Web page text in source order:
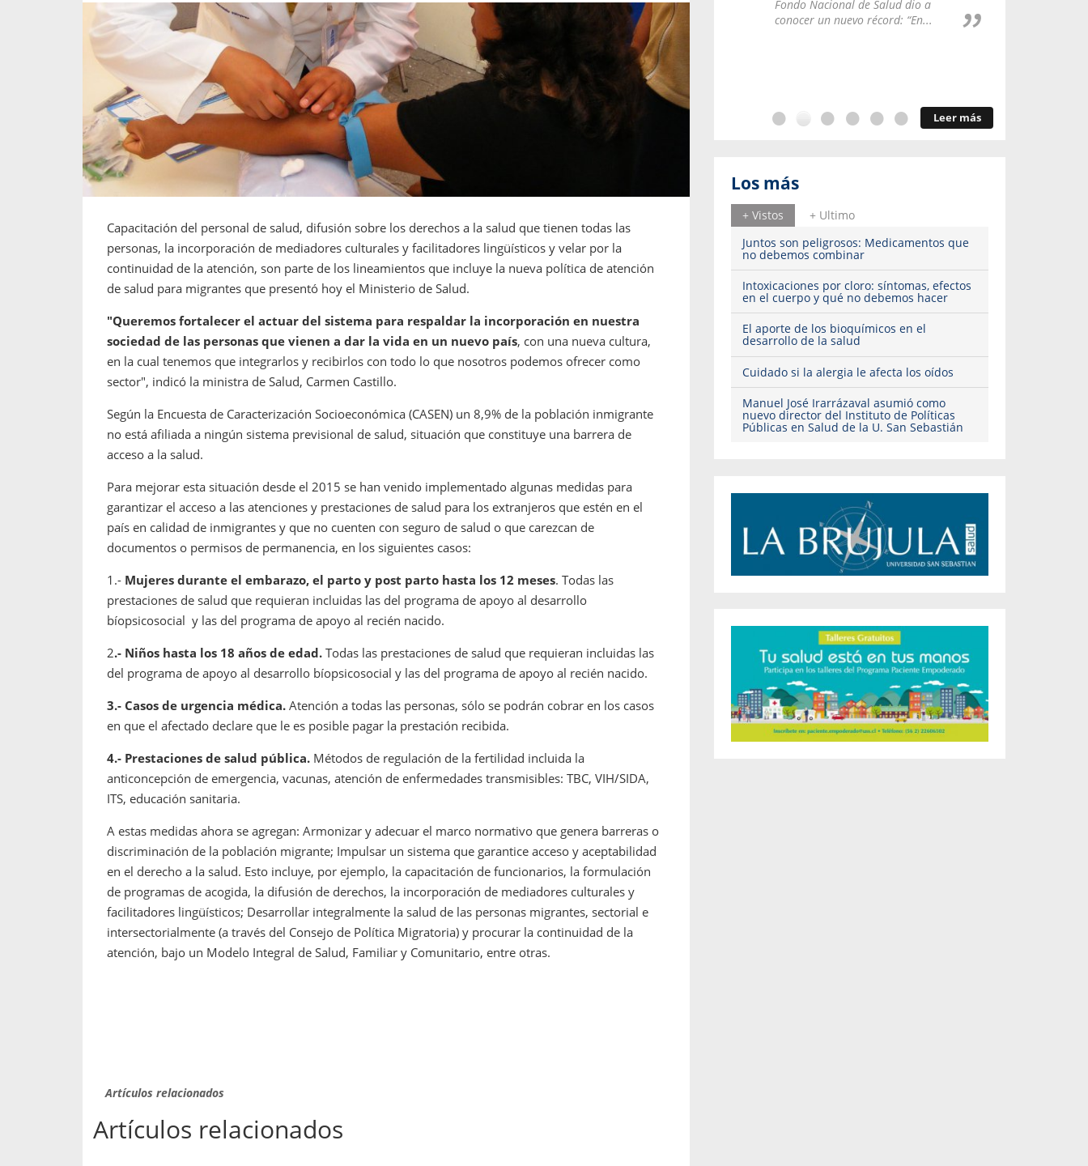
Capacitación del personal de salud, difusión sobre los derechos a la salud que tienen todas las
personas, la incorporación de mediadores culturales y facilitadores lingüísticos y velar por la
continuidad de la atención, son parte de los lineamientos que incluye la nueva política de atención
de salud para migrantes que presentó hoy el Ministerio de Salud.
"Queremos fortalecer el actuar del sistema para respaldar la incorporación en nuestra
sociedad de las personas que vienen a dar la vida en un nuevo país, con una nueva cultura,
en la cual tenemos que integrarlos y recibirlos con todo lo que nosotros podemos ofrecer como
sector", indicó la ministra de Salud, Carmen Castillo.
Según la Encuesta de Caracterización Socioeconómica (CASEN) un 8,9% de la población inmigrante
no está afiliada a ningún sistema previsional de salud, situación que constituye una barrera de
acceso a la salud.
Para mejorar esta situación desde el 2015 se han venido implementado algunas medidas para
garantizar el acceso a las atenciones y prestaciones de salud para los extranjeros que estén en el
país en calidad de inmigrantes y que no cuenten con seguro de salud o que carezcan de
documentos o permisos de permanencia, en los siguientes casos:
1.- Mujeres durante el embarazo, el parto y post parto hasta los 12 meses. Todas las
prestaciones de salud que requieran incluidas las del programa de apoyo al desarrollo
bíopsicosocial y las del programa de apoyo al recién nacido.
2.- Niños hasta los 18 años de edad. Todas las prestaciones de salud que requieran incluidas las
del programa de apoyo al desarrollo bíopsicosocial y las del programa de apoyo al recién nacido.
3.- Casos de urgencia médica. Atención a todas las personas, sólo se podrán cobrar en los casos
en que el afectado declare que le es posible pagar la prestación recibida.
4.- Prestaciones de salud pública. Métodos de regulación de la fertilidad incluida la
anticoncepción de emergencia, vacunas, atención de enfermedades transmisibles: TBC, VIH/SIDA,
ITS, educación sanitaria.
A estas medidas ahora se agregan: Armonizar y adecuar el marco normativo que genera barreras o
discriminación de la población migrante; Impulsar un sistema que garantice acceso y aceptabilidad
en el derecho a la salud. Esto incluye, por ejemplo, la capacitación de funcionarios, la formulación
de programas de acogida, la difusión de derechos, la incorporación de mediadores culturales y
facilitadores lingüísticos; Desarrollar integralmente la salud de las personas migrantes, sectorial e
intersectorialmente (a través del Consejo de Política Migratoria) y procurar la continuidad de la
atención, bajo un Modelo Integral de Salud, Familiar y Comunitario, entre otras.
Artículos relacionados
Artículos relacionados
entregados por la
sobre viajes al extranjero
que deben hacer...
propaga a un gran número de...
enfermedades periodontales. Sin
Fondo Nacional de Salud dio a
conocer un nuevo récord: “En...
Leer más
Los más
+ Vistos
+ Ultimo
Juntos son peligrosos: Medicamentos que
no debemos combinar
Intoxicaciones por cloro: síntomas, efectos
en el cuerpo y qué no debemos hacer
El aporte de los bioquímicos en el
desarrollo de la salud
Cuidado si la alergia le afecta los oídos
Manuel José Irarrázaval asumió como
nuevo director del Instituto de Políticas
Públicas en Salud de la U. San Sebastián